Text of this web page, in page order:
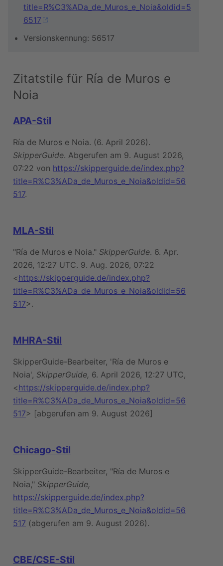
title=R%C3%ADa_de_Muros_e_Noia&oldid=5
6517
Versionskennung: 56517
Zitatstile für Ría de Muros e
Noia
APA-Stil
Ría de Muros e Noia. (6. April 2026).
SkipperGuide. Abgerufen am 9. August 2026,
07:22 von https://skipperguide.de/index.php?
title=R%C3%ADa_de_Muros_e_Noia&oldid=56
517.
MLA-Stil
"Ría de Muros e Noia." SkipperGuide. 6. Apr.
2026, 12:27 UTC. 9. Aug. 2026, 07:22
<https://skipperguide.de/index.php?
title=R%C3%ADa_de_Muros_e_Noia&oldid=56
517>.
MHRA-Stil
SkipperGuide-Bearbeiter, 'Ría de Muros e
Noia', SkipperGuide, 6. April 2026, 12:27 UTC,
<https://skipperguide.de/index.php?
title=R%C3%ADa_de_Muros_e_Noia&oldid=56
517> [abgerufen am 9. August 2026]
Chicago-Stil
SkipperGuide-Bearbeiter, "Ría de Muros e
Noia," SkipperGuide,
https://skipperguide.de/index.php?
title=R%C3%ADa_de_Muros_e_Noia&oldid=56
517 (abgerufen am 9. August 2026).
CBE/CSE-Stil